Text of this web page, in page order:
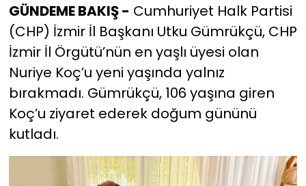
GÜNDEME BAKIŞ - Cumhuriyet Halk Partisi
(CHP) İzmir İl Başkanı Utku Gümrükçü, CHP
İzmir İl Örgütü’nün en yaşlı üyesi olan
Nuriye Koç’u yeni yaşında yalnız
bırakmadı. Gümrükçü, 106 yaşına giren
Koç’u ziyaret ederek doğum gününü
kutladı.